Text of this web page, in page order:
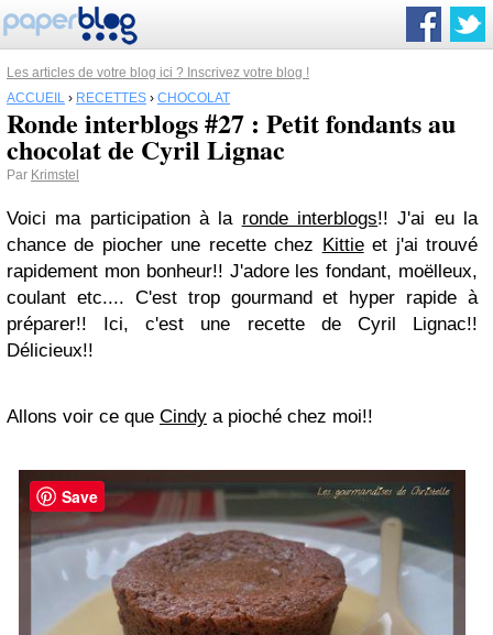
Les articles de votre blog ici ? Inscrivez votre blog !
ACCUEIL › RECETTES › CHOCOLAT
Ronde interblogs #27 : Petit fondants au
chocolat de Cyril Lignac
Par Krimstel
Voici ma participation à la ronde interblogs!! J'ai eu la
chance de piocher une recette chez Kittieet j'ai trouvé
rapidement mon bonheur!! J'adore les fondant, moëlleux,
coulant etc.... C'est trop gourmand et hyper rapide à
préparer!! Ici, c'est une recette de Cyril Lignac!!
Délicieux!!
Allons voir ce que Cindy a pioché chez moi!!
Save